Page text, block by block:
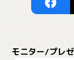
モニター/プレ